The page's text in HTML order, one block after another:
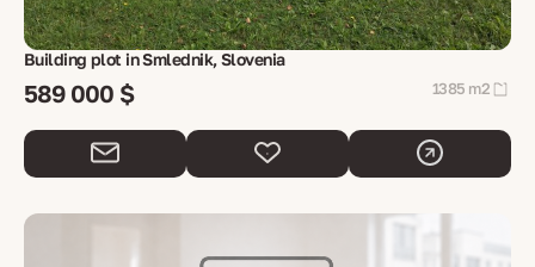
Building plot in Smlednik, Slovenia
589 000 $ 1385 m2